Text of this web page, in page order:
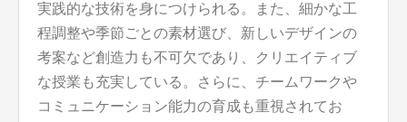
実践的な技術を身につけられる。また、細かな工
程調整や季節ごとの素材選び、新しいデザインの
考案など創造力も不可欠であり、クリエイティブ
な授業も充実している。さらに、チームワークや
コミュニケーション能力の育成も重視されてお